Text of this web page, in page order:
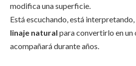
modifica una superficie.
Está escuchando, está
linaje natural para convertirlo en un
acompañará durante años.